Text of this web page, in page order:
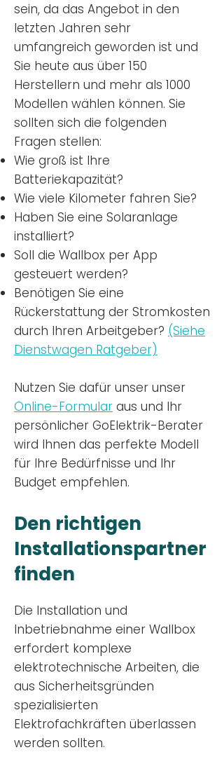
sein, da das Angebot in den
letzten Jahren sehr
umfangreich geworden ist und
Sie heute aus über 150
Herstellern und mehr als 1000
Modellen wählen können. Sie
sollten sich die folgenden
Fragen stellen:
Wie groß ist Ihre
Batteriekapazität?
Wie viele Kilometer fahren Sie?
Haben Sie eine Solaranlage
installiert?
Soll die Wallbox per App
gesteuert werden?
Benötigen Sie eine
Rückerstattung der Stromkosten
durch Ihren Arbeitgeber? (Siehe
Dienstwagen Ratgeber)
Nutzen Sie dafür unser unser
Online-Formular aus und Ihr
persönlicher GoElektrik-Berater
wird Ihnen das perfekte Modell
für Ihre Bedürfnisse und Ihr
Budget empfehlen.
Den richtigen
Installationspartner
finden
Die Installation und
Inbetriebnahme einer Wallbox
erfordert komplexe
elektrotechnische Arbeiten, die
aus Sicherheitsgründen
spezialisierten
Elektrofachkräften überlassen
werden sollten.